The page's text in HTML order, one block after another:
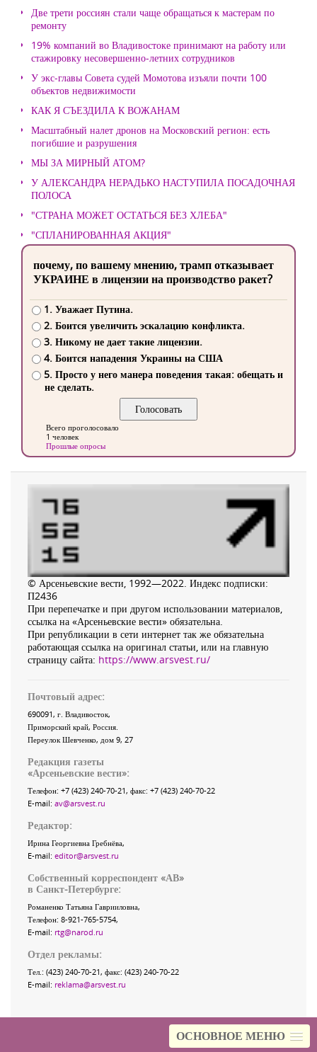
ОСНОВНОЕ МЕНЮ
Две трети россиян стали чаще обращаться к мастерам по
ремонту
19% компаний во Владивостоке принимают на работу или
стажировку несовершенно-летних сотрудников
У экс-главы Совета судей Момотова изъяли почти 100
объектов недвижимости
КАК Я СЪЕЗДИЛА К ВОЖАНАМ
Масштабный налет дронов на Московский регион: есть
погибшие и разрушения
МЫ ЗА МИРНЫЙ АТОМ?
У АЛЕКСАНДРА НЕРАДЬКО НАСТУПИЛА ПОСАДОЧНАЯ
ПОЛОСА
"СТРАНА МОЖЕТ ОСТАТЬСЯ БЕЗ ХЛЕБА"
"СПЛАНИРОВАННАЯ АКЦИЯ"
почему, по вашему мнению, трамп отказывает
УКРАИНЕ в лицензии на производство ракет?
1. Уважает Путина.
2. Боится увеличить эскалацию конфликта.
3. Никому не дает такие лицензии.
4. Боится нападения Украины на США
5. Просто у него манера поведения такая: обещать и
не сделать.
Всего проголосовало
1 человек
Прошлые опросы
© Арсеньевские вести, 1992—2022. Индекс подписки:
П2436
При перепечатке и при другом использовании материалов,
ссылка на «Арсеньевские вести» обязательна.
При републикации в сети интернет так же обязательна
работающая ссылка на оригинал статьи, или на главную
страницу сайта: https://www.arsvest.ru/
Почтовый адрес:
690091, г. Владивосток,
Приморский край, Россия
Переулок Шевченко, дом 9, 27
Редакция газеты
«Арсеньевские вести»:
Телефон: +7 (423) 240-70-21, факс: +7 (423) 240-70-22
E-mail: av@arsvest.ru
Редактор:
Ирина Георгиевна Гребнёва,
E-mail: editor@arsvest.ru
Собственный корреспондент «АВ»
в Санкт-Петербурге:
Романенко Татьяна Гаврииловна,
Телефон: 8-921-765-5754,
E-mail: rtg@narod.ru
Отдел рекламы:
Тел.: (423) 240-70-21, факс: (423) 240-70-22
E-mail: reklama@arsvest.ru